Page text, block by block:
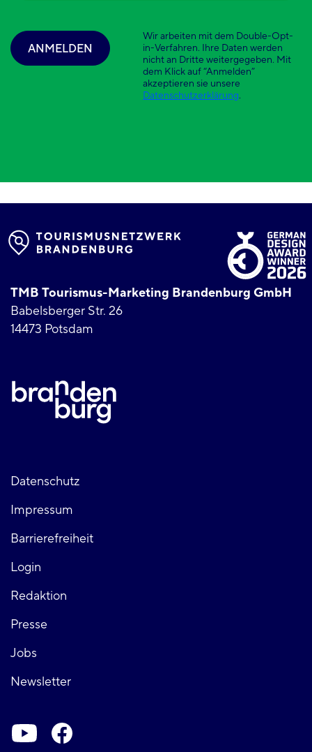
Wir arbeiten mit dem Double-Opt-
in-Verfahren. Ihre Daten werden
nicht an Dritte weitergegeben. Mit
dem Klick auf “Anmelden”
akzeptieren sie unsere
Datenschutzerklärung.
ANMELDEN
TMB Tourismus-Marketing Brandenburg GmbH
Babelsberger Str. 26
14473 Potsdam
Fußzeile
links
Datenschutz
Impressum
Barrierefreiheit
Login
Fußzeile
rechts
Redaktion
Presse
Jobs
Newsletter
Soziale-